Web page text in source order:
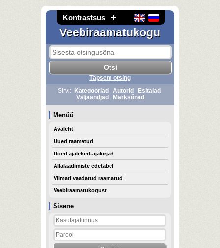
Kontrastsus
Veebiraamatukogu
Sisene
Täpsem otsing
Sirvi:
Kategooriad Autorid
Esitajad
Väljaandjad
Märksõnad
Menüü
Avaleht
Uued raamatud
Uued ajalehed-ajakirjad
Allalaadimiste edetabel
Viimati vaadatud raamatud
Veebiraamatukogust